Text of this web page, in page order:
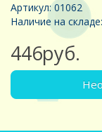
Артикул: 01062
Наличие на
446руб.